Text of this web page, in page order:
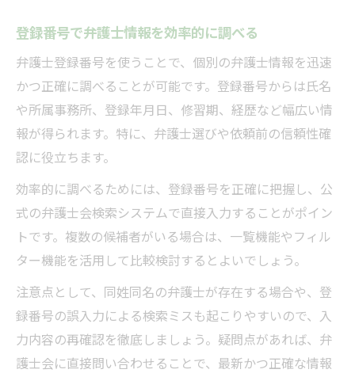
登録番号で弁護士情報を効率的に調べる
弁護士登録番号を使うことで、個別の弁護士情報を迅速
かつ正確に調べることが可能です。登録番号からは氏名
や所属事務所、登録年月日、修習期、経歴など幅広い情
報が得られます。特に、弁護士選びや依頼前の信頼性確
認に役立ちます。
効率的に調べるためには、登録番号を正確に把握し、公
式の弁護士会検索システムで直接入力することがポイン
トです。複数の候補者がいる場合は、一覧機能やフィル
ター機能を活用して比較検討するとよいでしょう。
注意点として、同姓同名の弁護士が存在する場合や、登
録番号の誤入力による検索ミスも起こりやすいので、入
力内容の再確認を徹底しましょう。疑問点があれば、弁
護士会に直接問い合わせることで、最新かつ正確な情報